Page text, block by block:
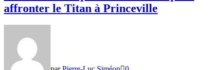
affronter le Titan à Princeville